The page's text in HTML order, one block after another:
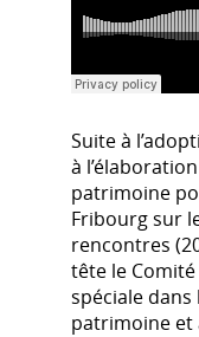
Suite à
à
patrimoine
Fribourg sur
rencontres
tête le
spéciale
patrimoine et